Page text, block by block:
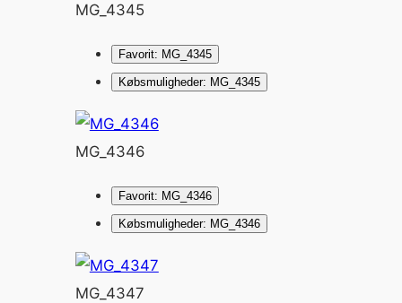
MG_4345
Favorit: MG_4345
Købsmuligheder: MG_4345
MG_4346
Favorit: MG_4346
Købsmuligheder: MG_4346
MG_4347